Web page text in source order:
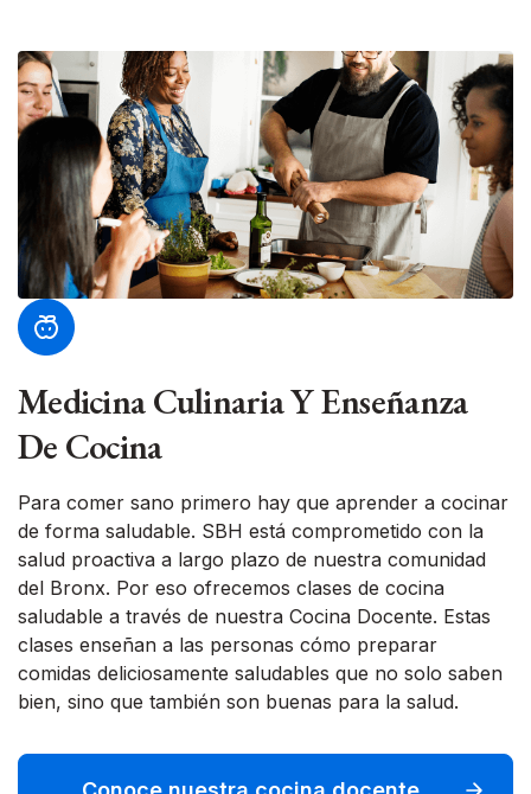
Medicina Culinaria Y Enseñanza
De Cocina
Para comer sano primero hay que aprender a cocinar
de forma saludable. SBH está comprometido con la
salud proactiva a largo plazo de nuestra comunidad
del Bronx. Por eso ofrecemos clases de cocina
saludable a través de nuestra Cocina Docente. Estas
clases enseñan a las personas cómo preparar
comidas deliciosamente saludables que no solo saben
bien, sino que también son buenas para la salud.